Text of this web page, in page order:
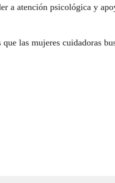
a atención psicológica y
las mujeres cuidadoras